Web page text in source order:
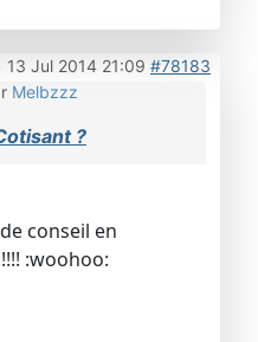
13 Jul 2014 21:09 #78183
Melbzzz
?
conseil en
:woohoo: